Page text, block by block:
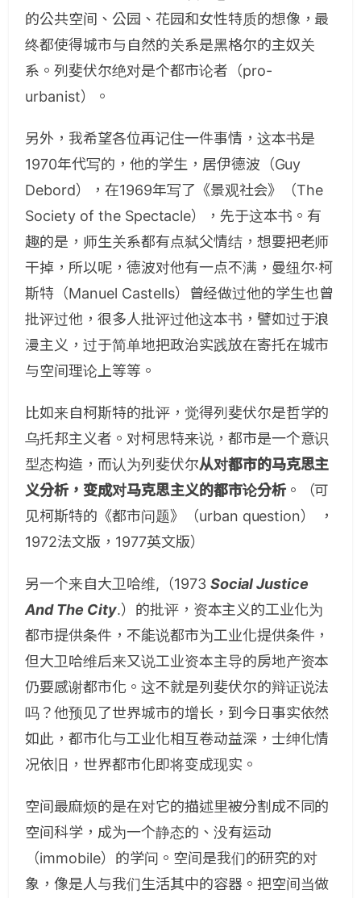
的公共空间、公园、花园和女性特质的想像，最
终都使得城市与自然的关系是黑格尔的主奴关
系。列斐伏尔绝对是个都市论者（pro-
urbanist）。
另外，我希望各位再记住一件事情，这本书是
1970年代写的，他的学生，居伊德波（Guy
Debord），在1969年写了《景观社会》（The
Society of the Spectacle），先于这本书。有
趣的是，师生关系都有点弑父情结，想要把老师
干掉，所以呢，德波对他有一点不满，曼纽尔·柯
斯特（Manuel Castells）曾经做过他的学生也曾
批评过他，很多人批评过他这本书，譬如过于浪
漫主义，过于简单地把政治实践放在寄托在城市
与空间理论上等等。
比如来自柯斯特的批评，觉得列斐伏尔是哲学的
乌托邦主义者。对柯思特来说，都市是一个意识
型态构造，而认为列斐伏尔从对都市的马克思主
义分析，变成对马克思主义的都市论分析。（可
见柯斯特的《都市问题》（urban question） ，
1972法文版，1977英文版）
另一个来自大卫哈维,（1973 Social Justice
And The City.）的批评，资本主义的工业化为
都市提供条件，不能说都市为工业化提供条件，
但大卫哈维后来又说工业资本主导的房地产资本
仍要感谢都市化。这不就是列斐伏尔的辩证说法
吗？他预见了世界城市的增长，到今日事实依然
如此，都市化与工业化相互卷动益深，士绅化情
况依旧，世界都市化即将变成现实。
空间最麻烦的是在对它的描述里被分割成不同的
空间科学，成为一个静态的、没有运动
（immobile）的学问。空间是我们的研究的对
象，像是人与我们生活其中的容器。把空间当做